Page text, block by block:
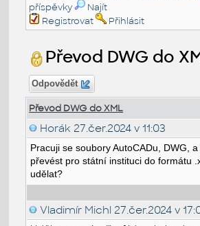
příspěvky
Najít
Registrovat
Přihlásit
Převod DWG do
Odpovědět
Převod DWG do XML
Horák 27.čer.2024 v 11:03
Pracuji se soubory AutoCADu, DWG,
převést pro státní instituci do formátu
udělat?
Vladimír Michl 27.čer.2024 v